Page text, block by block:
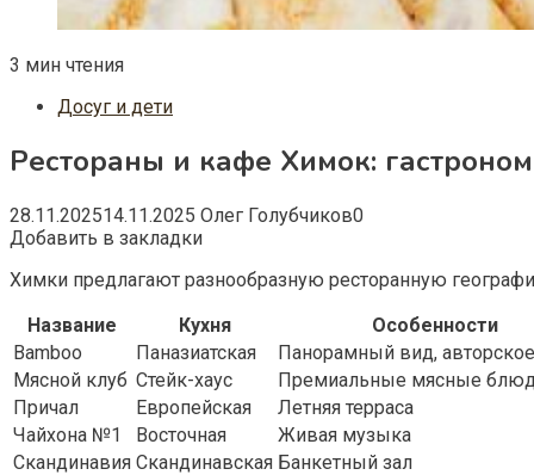
3 мин чтения
Досуг и дети
Рестораны и кафе Химок:
28.11.202514.11.2025 Олег Голубчиков0
Добавить в закладки
Химки предлагают разнообразную ресторанную
Название
Кухня
Особенности
Bamboo
Паназиатская
Панорамный вид,
Мясной клуб Стейк-хаус
Премиальные мясные
Причал
Европейская
Летняя терраса
Чайхона №1
Восточная
Живая музыка
Скандинавия Скандинавская Банкетный зал